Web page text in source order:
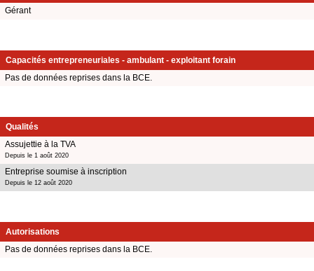
Gérant
Capacités entrepreneuriales - ambulant - exploitant forain
Pas de données reprises dans la BCE.
Qualités
Assujettie à la TVA
Depuis le 1 août 2020
Entreprise soumise à inscription
Depuis le 12 août 2020
Autorisations
Pas de données reprises dans la BCE.